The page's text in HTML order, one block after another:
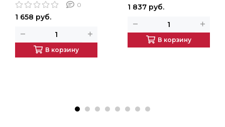
0
1 658 руб.
В корзину
1 837 руб.
В корзину